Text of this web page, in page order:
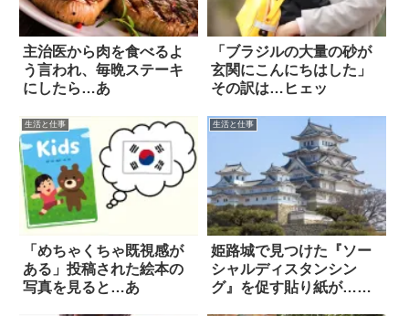
主治医から肉を食べるよ
う言われ、毎晩ステーキ
にしたら…あ
「ブラジルの大量の砂が
玄関にこんにちはした」
その訳は…ヒェッ
生活と仕事
「めちゃくちゃ既視感が
ある」投稿された絵本の
写真を見ると…あ
生活と仕事
姫路城で見つけた『ソー
シャルディスタンシン
グ』を促す貼り紙が…最